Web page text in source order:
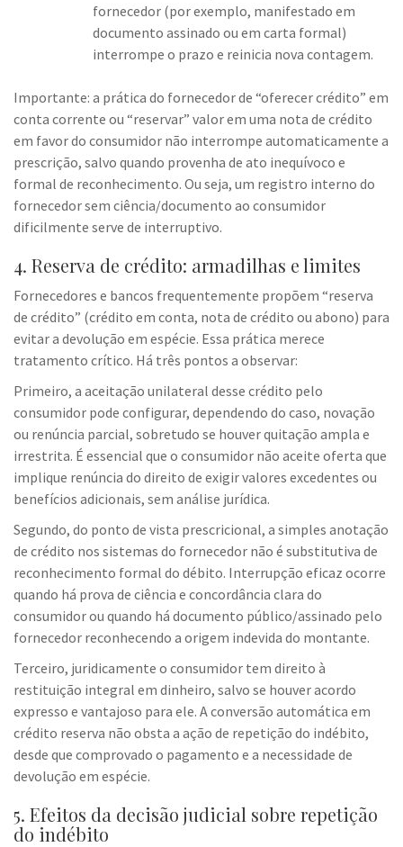
fornecedor (por exemplo, manifestado em
documento assinado ou em carta formal)
interrompe o prazo e reinicia nova contagem.
Importante: a prática do fornecedor de “oferecer crédito” em
conta corrente ou “reservar” valor em uma nota de crédito
em favor do consumidor não interrompe automaticamente a
prescrição, salvo quando provenha de ato inequívoco e
formal de reconhecimento. Ou seja, um registro interno do
fornecedor sem ciência/documento ao consumidor
dificilmente serve de interruptivo.
4. Reserva de crédito: armadilhas e limites
Fornecedores e bancos frequentemente propõem “reserva
de crédito” (crédito em conta, nota de crédito ou abono) para
evitar a devolução em espécie. Essa prática merece
tratamento crítico. Há três pontos a observar:
Primeiro, a aceitação unilateral desse crédito pelo
consumidor pode configurar, dependendo do caso, novação
ou renúncia parcial, sobretudo se houver quitação ampla e
irrestrita. É essencial que o consumidor não aceite oferta que
implique renúncia do direito de exigir valores excedentes ou
benefícios adicionais, sem análise jurídica.
Segundo, do ponto de vista prescricional, a simples anotação
de crédito nos sistemas do fornecedor não é substitutiva de
reconhecimento formal do débito. Interrupção eficaz ocorre
quando há prova de ciência e concordância clara do
consumidor ou quando há documento público/assinado pelo
fornecedor reconhecendo a origem indevida do montante.
Terceiro, juridicamente o consumidor tem direito à
restituição integral em dinheiro, salvo se houver acordo
expresso e vantajoso para ele. A conversão automática em
crédito reserva não obsta a ação de repetição do indébito,
desde que comprovado o pagamento e a necessidade de
devolução em espécie.
5. Efeitos da decisão judicial sobre repetição
do indébito